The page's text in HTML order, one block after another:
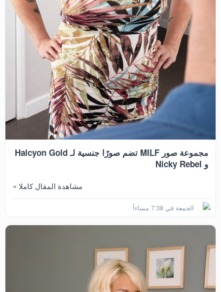
مجموعة صور MILF تضم صورًا جنسية لـ Halcyon Gold
و Nicky Rebel
مشاهدة المقال كاملا »
الجمعة في 7:38 مساءاً